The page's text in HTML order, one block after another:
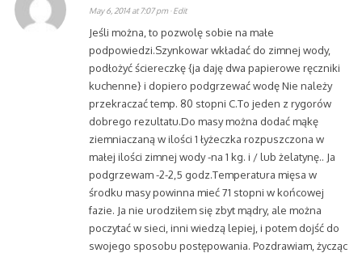
May 6, 2014 at 7:07 pm · Edit
Jeśli można, to pozwolę sobie na małe
podpowiedzi.Szynkowar wkładać do zimnej wody,
podłożyć ściereczkę {ja daję dwa papierowe ręczniki
kuchenne} i dopiero podgrzewać wodę Nie należy
przekraczać temp. 80 stopni C.To jeden z rygorów
dobrego rezultatu.Do masy można dodać mąkę
ziemniaczaną w ilości 1 łyżeczka rozpuszczona w
małej ilości zimnej wody -na 1 kg. i / lub żelatynę.. Ja
podgrzewam -2-2,5 godz.Temperatura mięsa w
środku masy powinna mieć 71 stopni w końcowej
fazie. Ja nie urodziłem się zbyt mądry, ale można
poczytać w sieci, inni wiedzą lepiej, i potem dojść do
swojego sposobu postępowania. Pozdrawiam, życząc